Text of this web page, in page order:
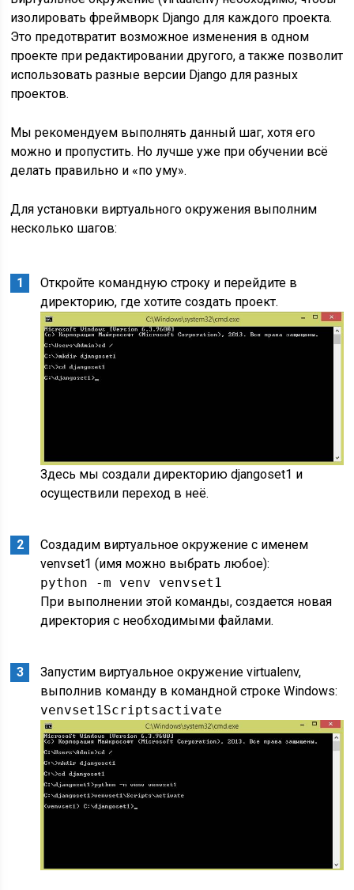
изолировать фреймворк Django для каждого проекта.
Это предотвратит возможное изменения в одном
проекте при редактировании другого, а также позволит
использовать разные версии Django для разных
проектов.
Мы рекомендуем выполнять данный шаг, хотя его
можно и пропустить. Но лучше уже при обучении всё
делать правильно и «по уму».
Для установки виртуального окружения выполним
несколько шагов:
Откройте командную строку и перейдите в
директорию, где хотите создать проект.
Здесь мы создали директорию djangoset1 и
осуществили переход в неё.
Создадим виртуальное окружение с именем
venvset1 (имя можно выбрать любое):
python -m venv venvset1
При выполнении этой команды, создается новая
директория с необходимыми файлами.
Запустим виртуальное окружение virtualenv,
выполнив команду в командной строке Windows:
venvset1Scriptsactivate